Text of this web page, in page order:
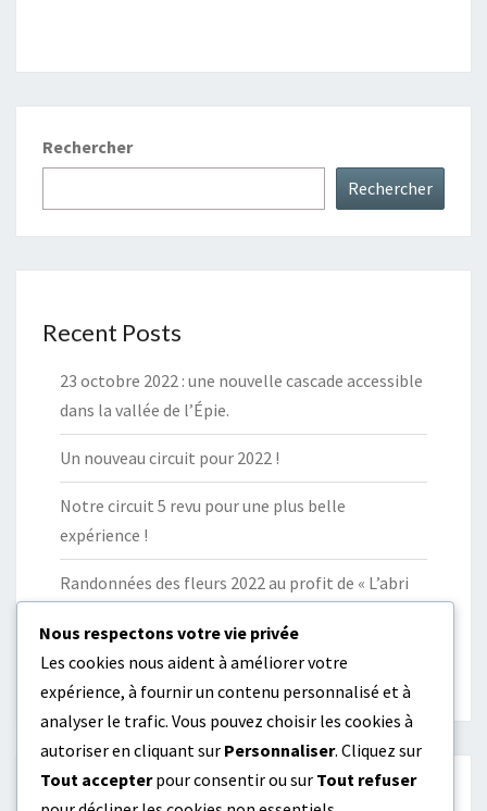
Rechercher
Rechercher
Recent Posts
23 octobre 2022 : une nouvelle cascade accessible
dans la vallée de l’Épie.
Un nouveau circuit pour 2022 !
Notre circuit 5 revu pour une plus belle
expérience !
Randonnées des fleurs 2022 au profit de « L’abri
Un stade VTT-XCO à Paulhac !
Nous respectons votre vie privée
Les cookies nous aident à améliorer votre
expérience, à fournir un contenu personnalisé et à
analyser le trafic. Vous pouvez choisir les cookies à
autoriser en cliquant sur Personnaliser. Cliquez sur
Tout accepterpour consentir ou sur Tout refuser